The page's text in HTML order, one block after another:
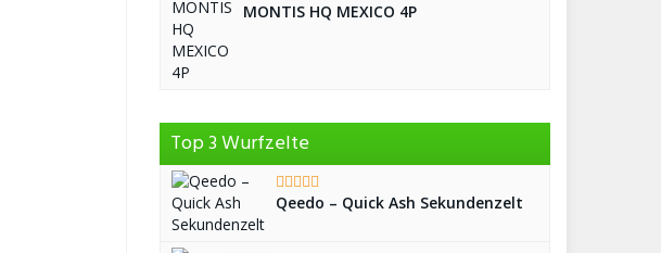
MONTIS HQ MEXICO 4P
Top 3 Wurfzelte
Qeedo – Quick Ash Sekundenzelt